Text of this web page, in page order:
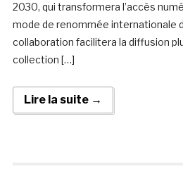
2030, qui transformera l’accès
mode de renommée internationale
collaboration facilitera la diffusion
collection […]
Lire la suite →